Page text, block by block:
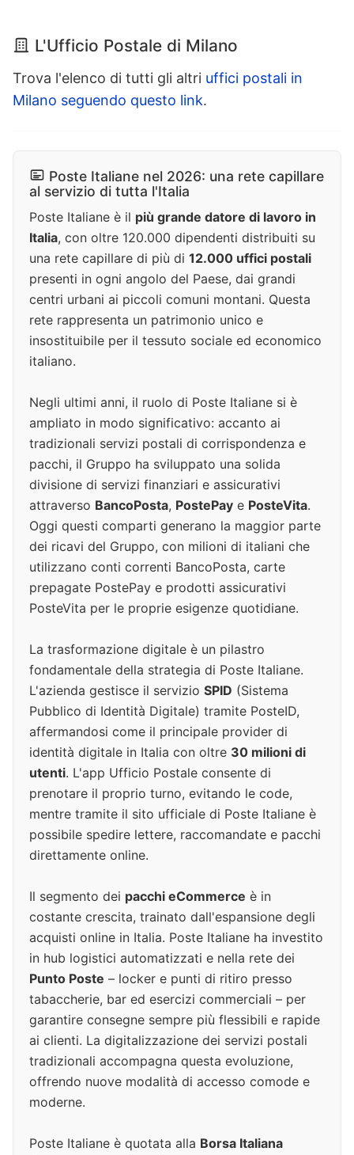
L'Ufficio Postale di Milano
Trova l'elenco di tutti gli altri uffici postali in
Milano seguendo questo link.
Poste Italiane nel 2026: una rete capillare
al servizio di tutta l'Italia
Poste Italiane è il più grande datore di lavoro in
Italia, con oltre 120.000 dipendenti distribuiti su
una rete capillare di più di 12.000 uffici postali
presenti in ogni angolo del Paese, dai grandi
centri urbani ai piccoli comuni montani. Questa
rete rappresenta un patrimonio unico e
insostituibile per il tessuto sociale ed economico
italiano.
Negli ultimi anni, il ruolo di Poste Italiane si è
ampliato in modo significativo: accanto ai
tradizionali servizi postali di corrispondenza e
pacchi, il Gruppo ha sviluppato una solida
divisione di servizi finanziari e assicurativi
attraverso BancoPosta, PostePay e PosteVita.
Oggi questi comparti generano la maggior parte
dei ricavi del Gruppo, con milioni di italiani che
utilizzano conti correnti BancoPosta, carte
prepagate PostePay e prodotti assicurativi
PosteVita per le proprie esigenze quotidiane.
La trasformazione digitale è un pilastro
fondamentale della strategia di Poste Italiane.
L'azienda gestisce il servizio SPID (Sistema
Pubblico di Identità Digitale) tramite PosteID,
affermandosi come il principale provider di
identità digitale in Italia con oltre 30 milioni di
utenti. L'app Ufficio Postale consente di
prenotare il proprio turno, evitando le code,
mentre tramite il sito ufficiale di Poste Italiane è
possibile spedire lettere, raccomandate e pacchi
direttamente online.
Il segmento dei pacchi eCommerce è in
costante crescita, trainato dall'espansione degli
acquisti online in Italia. Poste Italiane ha investito
in hub logistici automatizzati e nella rete dei
Punto Poste – locker e punti di ritiro presso
tabaccherie, bar ed esercizi commerciali – per
garantire consegne sempre più flessibili e rapide
ai clienti. La digitalizzazione dei servizi postali
tradizionali accompagna questa evoluzione,
offrendo nuove modalità di accesso comode e
moderne.
Poste Italiane è quotata alla Borsa Italiana